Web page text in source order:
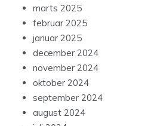
marts 2025
februar 2025
januar 2025
december 2024
november 2024
oktober 2024
september 2024
august 2024